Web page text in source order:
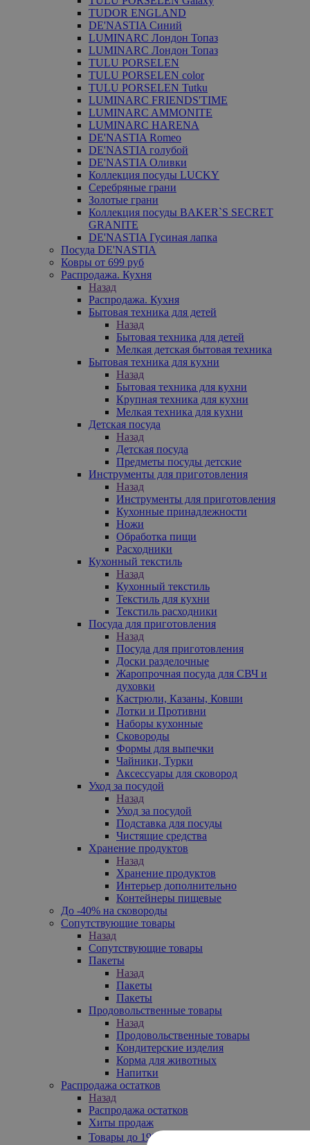
TUDOR ENGLAND
DE'NASTIA Синий
LUMINARC Лондон Топаз
LUMINARC Лондон Топаз
TULU PORSELEN
TULU PORSELEN color
TULU PORSELEN Tutku
LUMINARC FRIENDS'TIME
LUMINARC AMMONITE
LUMINARC HARENA
DE'NASTIA Romeo
DE'NASTIA голубой
DE'NASTIA Оливки
Коллекция посуды LUCKY
Серебряные грани
Золотые грани
Коллекция посуды BAKER`S SECRET
GRANITE
DE'NASTIA Гусиная лапка
Посуда DE'NASTIA
Ковры от 699 руб
Распродажа. Кухня
Назад
Распродажа. Кухня
Бытовая техника для детей
Назад
Бытовая техника для детей
Мелкая детская бытовая техника
Бытовая техника для кухни
Назад
Бытовая техника для кухни
Крупная техника для кухни
Мелкая техника для кухни
Детская посуда
Назад
Детская посуда
Предметы посуды детские
Инструменты для приготовления
Назад
Инструменты для приготовления
Кухонные принадлежности
Ножи
Обработка пищи
Расходники
Кухонный текстиль
Назад
Кухонный текстиль
Текстиль для кухни
Текстиль расходники
Посуда для приготовления
Назад
Посуда для приготовления
Доски разделочные
Жаропрочная посуда для СВЧ и
духовки
Кастрюли, Казаны, Ковши
Лотки и Противни
Наборы кухонные
Сковороды
Формы для выпечки
Чайники, Турки
Аксессуары для сковород
Уход за посудой
Назад
Уход за посудой
Подставка для посуды
Чистящие средства
Хранение продуктов
Назад
Хранение продуктов
Интерьер дополнительно
Контейнеры пищевые
До -40% на сковороды
Сопутствующие товары
Назад
Сопутствующие товары
Пакеты
Назад
Пакеты
Пакеты
Продовольственные товары
Назад
Продовольственные товары
Кондитерские изделия
Корма для животных
Напитки
Распродажа остатков
Назад
Распродажа остатков
Хиты продаж
Товары до 199₽